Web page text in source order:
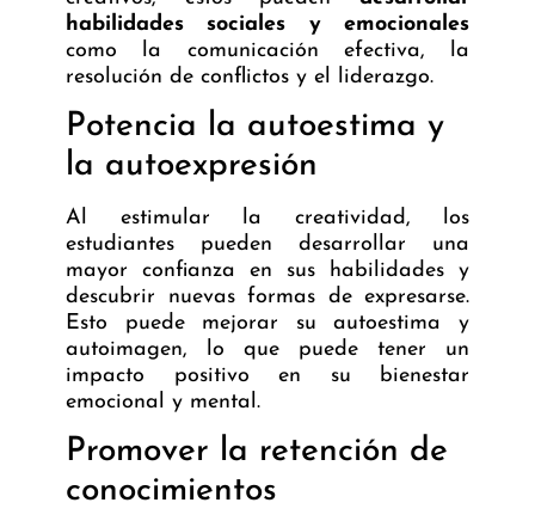
habilidades sociales y emocionales
como la comunicación efectiva, la
resolución de conflictos y el liderazgo.
Potencia la autoestima y
la autoexpresión
Al estimular la creatividad, los
estudiantes pueden desarrollar una
mayor confianza en sus habilidades y
descubrir nuevas formas de expresarse.
Esto puede mejorar su autoestima y
autoimagen, lo que puede tener un
impacto positivo en su bienestar
emocional y mental.
Promover la retención de
conocimientos